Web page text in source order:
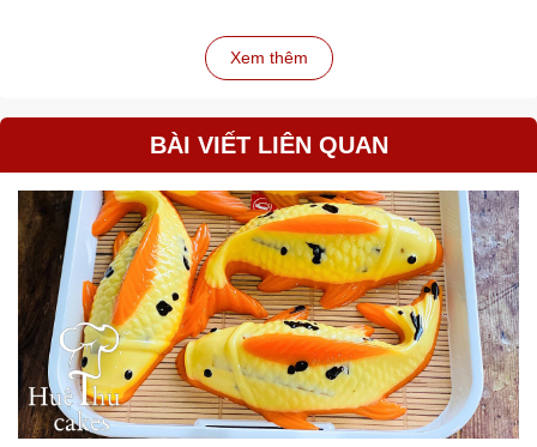
Xem thêm
BÀI VIẾT LIÊN QUAN